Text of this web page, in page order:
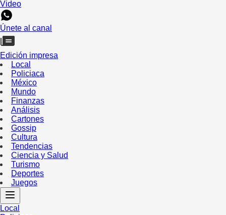
Video
Únete al canal
Edición impresa
Local
Policiaca
México
Mundo
Finanzas
Análisis
Cartones
Gossip
Cultura
Tendencias
Ciencia y Salud
Turismo
Deportes
Juegos
Local